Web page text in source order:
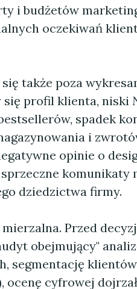
i budżetów
oczekiwań
także poza
się profil klienta, niski
spadek
i
opinie o
komunikaty
dziedzictwa firmy.
Przed
obejmujący"
segmentację
cyfrowej